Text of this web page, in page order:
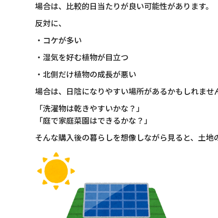
場合は、比較的日当たりが良い可能性があります。
反対に、
・コケが多い
・湿気を好む植物が目立つ
・北側だけ植物の成長が悪い
場合は、日陰になりやすい場所があるかもしれませ
「洗濯物は乾きやすいかな？」
「庭で家庭菜園はできるかな？」
そんな購入後の暮らしを想像しながら見ると、土地